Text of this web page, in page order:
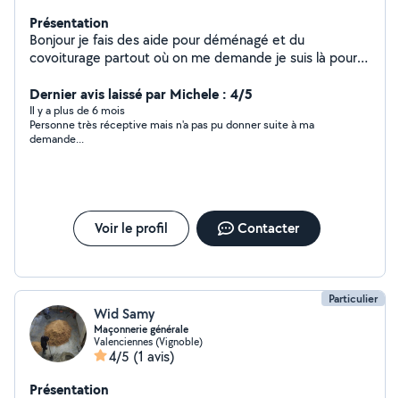
Présentation
Bonjour je fais des aide pour déménagé et du
covoiturage partout où on me demande je suis là pour
Dernier avis laissé par Michele : 4/5
Il y a plus de 6 mois
Personne très réceptive mais n'a pas pu donner suite à ma
demande...
Voir le profil Contacter
Particulier
Wid Samy
Maçonnerie générale
Valenciennes (Vignoble)
4/5 (1 avis)
Présentation